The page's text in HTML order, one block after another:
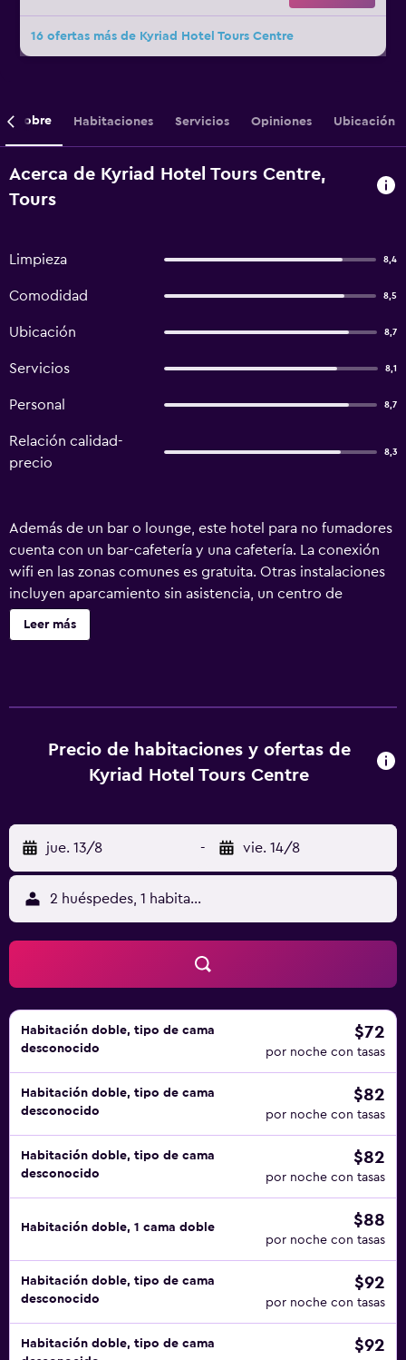
16 ofertas más de Kyriad Hotel Tours Centre
Sobre Habitaciones Servicios Opiniones Ubicación
Acerca de Kyriad Hotel Tours Centre,
Tours
Limpieza 8,4
Comodidad 8,5
Ubicación 8,7
Servicios 8,1
Personal 8,7
Relación calidad-
precio
8,3
Además de un bar o lounge, este hotel para no fumadores
cuenta con un bar-cafetería y una cafetería. La conexión
wifi en las zonas comunes es gratuita. Otras instalaciones
incluyen aparcamiento sin asistencia, un centro de
negocios y servicios de conserjería. Se ofrece servicio de
cambio de toallas a petición. Kyriad - Tours Centre ofrece
y bañera combinadas, artículos de higiene personal
gratuitos y secador de pelo. Los huéspedes pueden
incluyen escritorio y teléfono. Es posible solicitar tabla de
planchar con plancha y cambio de toallas. Se ofrece
servicio de limpieza todos los días.
Leer más
Precio de habitaciones y ofertas de
Kyriad Hotel Tours Centre
jue. 13/8 - vie. 14/8
2 huéspedes, 1 habitación
Habitación doble, tipo de cama
desconocido
$72
por noche con tasas
Habitación doble, tipo de cama
desconocido
$82
por noche con tasas
Habitación doble, tipo de cama
desconocido
$82
por noche con tasas
Habitación doble, 1 cama doble $88
por noche con tasas
Habitación doble, tipo de cama
desconocido
$92
por noche con tasas
Habitación doble, tipo de cama
$92